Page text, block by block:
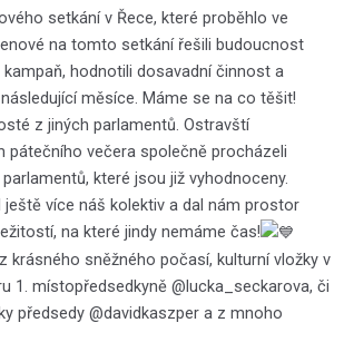
setkání v Řece, které proběhlo ve
na tomto setkání řešili budoucnost
kampaň, hodnotili dosavadní činnost a
měsíce. Máme se na co těšit!
z jiných parlamentů. Ostravští
pátečního večera společně procházeli
které jsou již vyhodnoceny.
ještě více náš kolektiv a dal nám prostor
na které jindy nemáme čas!
krásného sněžného počasí, kulturní vložky v
1. místopředsedkyně @lucka_seckarova, či
předsedy @davidkaszper a z mnoho